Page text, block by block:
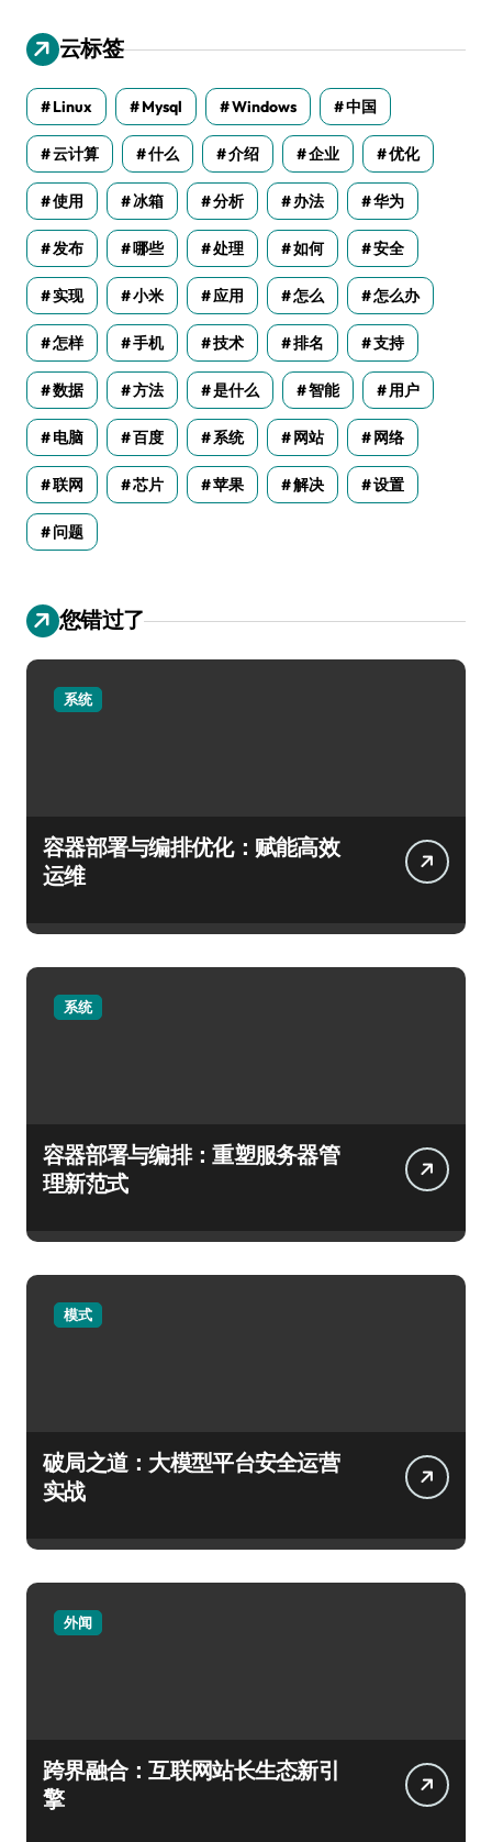
云标签
Linux Mysql Windows 中国
云计算 什么 介绍 企业 优化
使用 冰箱 分析 办法 华为
发布 哪些 处理 如何 安全
实现 小米 应用 怎么 怎么办
怎样 手机 技术 排名 支持
数据 方法 是什么 智能 用户
电脑 百度 系统 网站 网络
联网 芯片 苹果 解决 设置
问题
您错过了
系统
容器部署与编排优化：赋能高效
运维
系统
容器部署与编排：重塑服务器管
理新范式
模式
破局之道：大模型平台安全运营
实战
外闻
跨界融合：互联网站长生态新引
擎